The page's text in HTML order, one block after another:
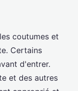
coutumes et
Certains
d'entrer.
et des autres